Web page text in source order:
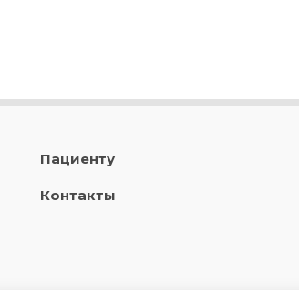
Пациенту
Контакты